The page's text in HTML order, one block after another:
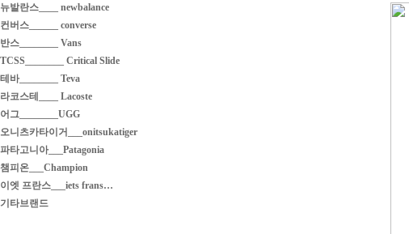
뉴발란스____ newbalance
컨버스______ converse
반스________ Vans
TCSS________ Critical Slide
테바________ Teva
라코스테____ Lacoste
어그________UGG
오니츠카타이거___onitsukatiger
파타고니아___Patagonia
챔피온___Champion
이엣 프란스___iets frans…
기타브랜드